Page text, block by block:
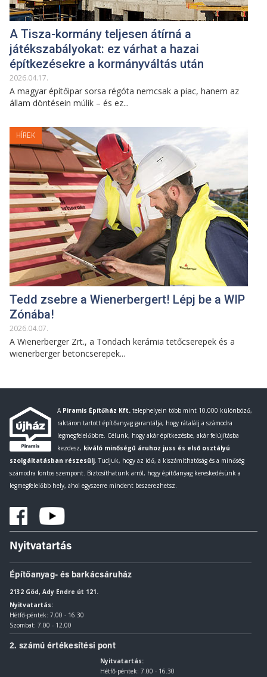
A Tisza-kormány teljesen átírná a
játékszabályokat: ez várhat a hazai
építkezésekre a kormányváltás után
2026.04.17.
A magyar építőipar sorsa régóta nemcsak a piac, hanem az
állam döntésein múlik – és ez...
HÍREK
Tedd zsebre a Wienerbergert! Lépj be a WIP
Zónába!
2026.04.07.
A Wienerberger Zrt., a Tondach kerámia tetőcserepek és a
wienerberger betoncserepek...
A Piramis Építőház Kft. telephelyein több mint 10.000 különböző,
raktáron tartott építőanyag garantálja, hogy rátalálj a számodra
legmegfelelőbbre. Célunk, hogy akár építkezésbe, akár felújításba
kezdesz, kiváló minőségű áruhoz juss és első osztályú
szolgáltatásban részesülj . Tudjuk, hogy az idő, a kiszámíthatóság és a minőség
számodra fontos szempont. Biztosíthatunk arról, hogy építőanyag kereskedésünk a
legmegfelelőbb hely, ahol egyszerre mindent beszerezhetsz.
Nyitvatartás
Építőanyag- és barkácsáruház
2132 Göd, Ady Endre út 121.
Nyitvatartás:
Hétfő-péntek: 7.00 - 16.30
Szombat: 7.00 - 12.00
2. számú értékesítési pont
Nyitvatartás:
Hétfő-péntek: 7.00 - 16.30